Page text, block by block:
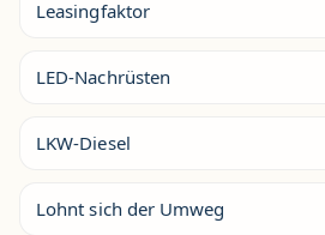
Leasingfaktor
LED-Nachrüsten
LKW-Diesel
Lohnt sich der Umweg